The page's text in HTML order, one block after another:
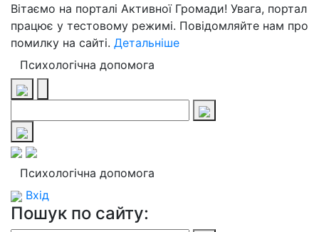
Вітаємо на порталі Активної Громади! Увага, портал
працює у тестовому режимі. Повідомляйте нам про
помилку на сайті. Детальніше
Психологічна допомога
Психологічна допомога
Вхід
Пошук по сайту: